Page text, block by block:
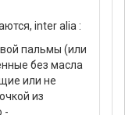
inter alia :
пальмы (или
без масла
или не
из
-